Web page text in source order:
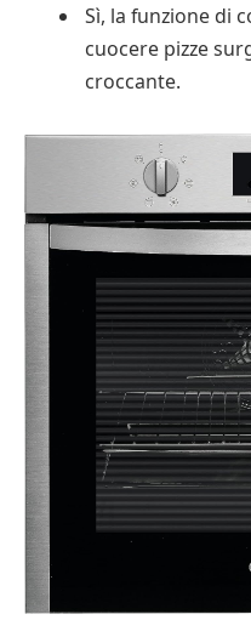
Sì, la funzione di
cuocere pizze
croccante.